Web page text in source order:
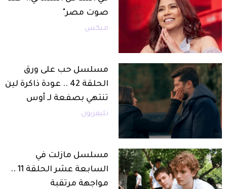
صوت مصر"
ميكس
مسلسل حب على ورق
الحلقة 42 .. عودة ذاكرة لين
تنتهي بصفعة لـ أوس
تليفزيون
مسلسل مازلت في
السابعة عشر الحلقة 11 ..
مواجهة مرتقبة